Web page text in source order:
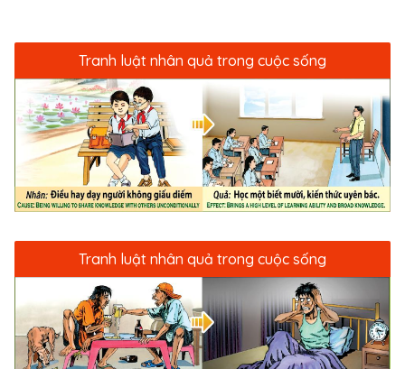
Tranh luật nhân quả trong cuộc sống
Tranh luật nhân quả trong cuộc sống